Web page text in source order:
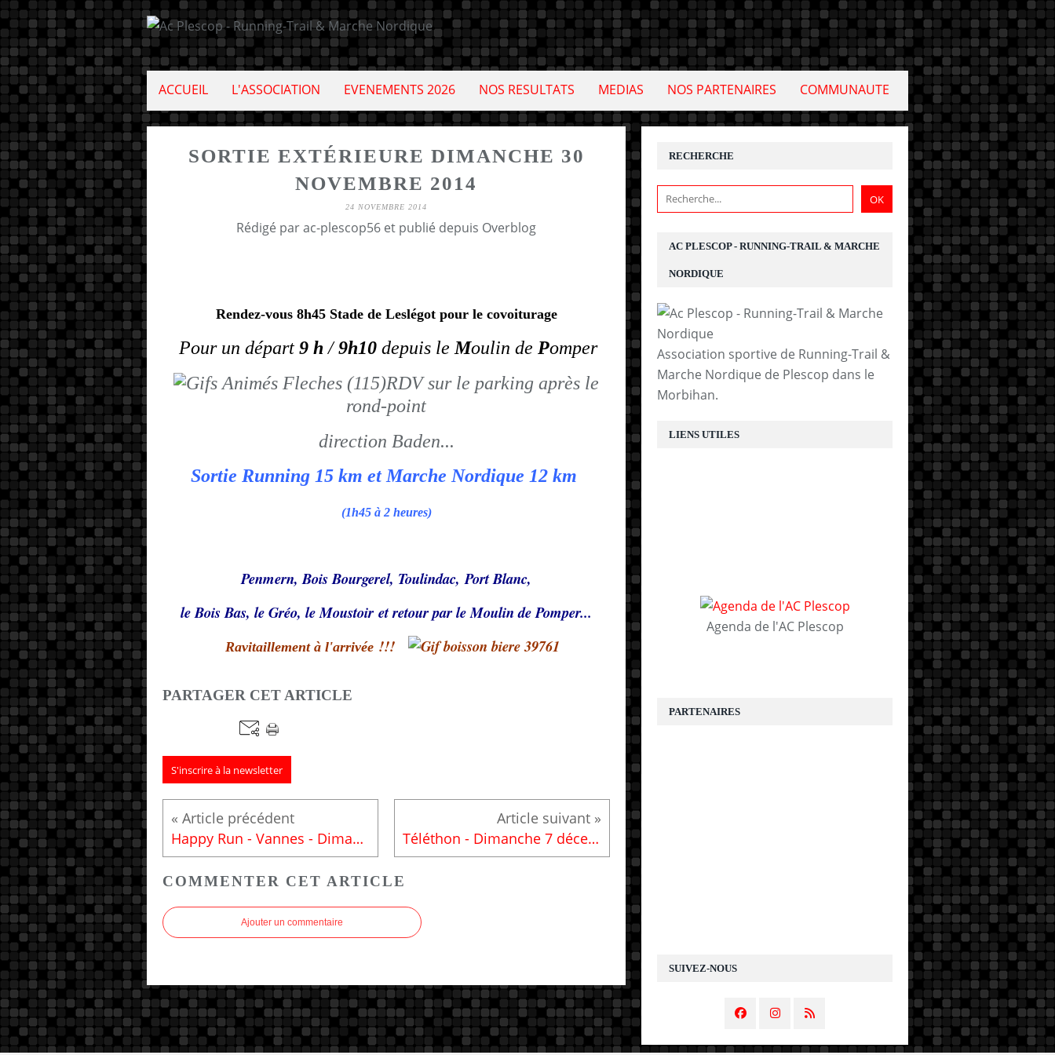
ACCUEIL L'ASSOCIATION EVENEMENTS 2026 NOS RESULTATS MEDIAS NOS PARTENAIRES COMMUNAUTE
SORTIE EXTÉRIEURE DIMANCHE 30
NOVEMBRE 2014
24 NOVEMBRE 2014
Rédigé par ac-plescop56 et publié depuis Overblog
Rendez-vous 8h45 Stade de Leslégot pour le covoiturage
Pour un départ 9 h /9h10 depuis le Moulin de Pomper
RDV sur le parking après le
rond-point
direction Baden...
Sortie Running 15 km et Marche Nordique 12 km
(1h45 à 2 heures)
Penmern, Bois Bourgerel, Toulindac, Port Blanc,
le Bois Bas, le Gréo, le Moustoir et retour par le Moulin de Pomper...
Ravitaillement à l'arrivée !!!
PARTAGER CET ARTICLE
S'inscrire à la newsletter
Happy Run - Vannes - Dimanche 23 novembre 2014 Téléthon - Dimanche 7 décembre 2014
COMMENTER CET ARTICLE
Ajouter un commentaire
SUIVEZ-NOUS
RECHERCHE
AC PLESCOP - RUNNING-TRAIL & MARCHE
NORDIQUE
Association sportive de Running-Trail &
Marche Nordique de Plescop dans le
Morbihan.
LIENS UTILES
Agenda de l'AC Plescop
PARTENAIRES